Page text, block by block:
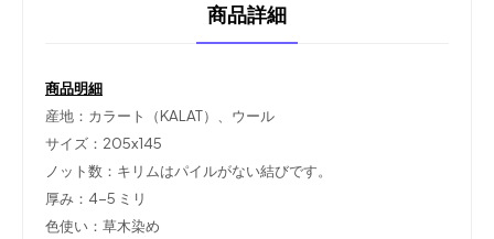
商品詳細
商品明細
産地：カラート（KALAT）、ウール
サイズ：205x145
ノット数：キリムはパイルがない結びです。
厚み：4-5 ミリ
色使い：草木染め